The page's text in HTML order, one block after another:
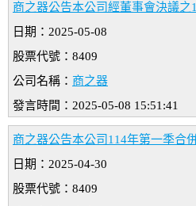
商之器公告本公司經董事會決議
日期：2025-05-08
股票代號：8409
公司名稱： 商之器
發言時間：2025-05-08 15:51:41
商之器公告本公司114年第一季合
日期：2025-04-30
股票代號：8409